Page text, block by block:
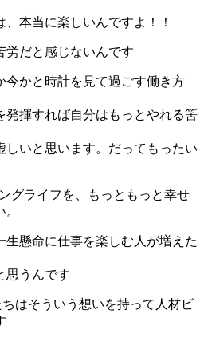
本当に楽しいんですよ！！
労だと感じないんです
今かと時計を見て過ごす働き方
発揮すれば自分はもっとやれる筈
しいと思います。だってもったい
グライフを、もっともっと幸せ
生懸命に仕事を楽しむ人が増えた
思うんです
はそういう想いを持って人材ビ